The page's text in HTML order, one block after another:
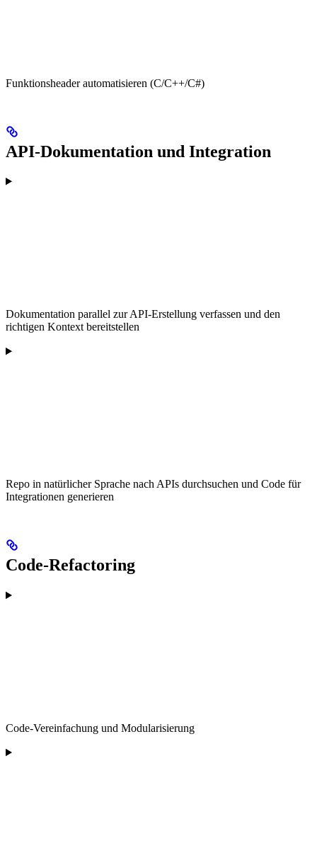
Funktionsheader automatisieren (C/C++/C#)
API-Dokumentation und Integration
Dokumentation parallel zur API-Erstellung verfassen und den
richtigen Kontext bereitstellen
Repo in natürlicher Sprache nach APIs durchsuchen und Code für
Integrationen generieren
Code-Refactoring
Code-Vereinfachung und Modularisierung